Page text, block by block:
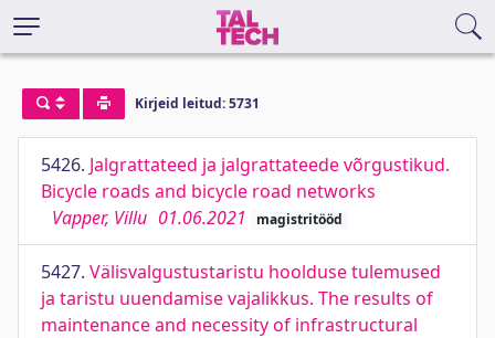
Kirjeid leitud: 5731
5426. Jalgrattateed ja jalgrattateede võrgustikud.
Bicycle roads and bicycle road networks
Vapper, Villu 01.06.2021 magistritööd
5427. Välisvalgustustaristu hoolduse tulemused
ja taristu uuendamise vajalikkus. The results of
maintenance and necessity of infrastructural